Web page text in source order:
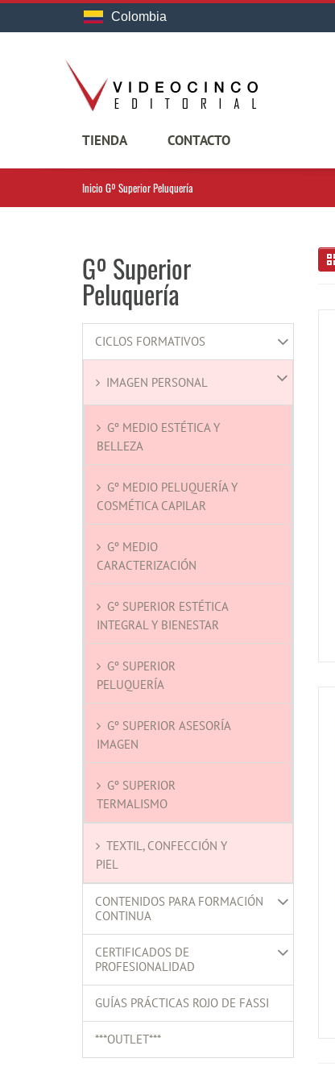
Colombia
TIENDA CONTACTO
Inicio Gº Superior Peluquería
Gº Superior
Peluquería
CICLOS FORMATIVOS
IMAGEN PERSONAL
Gº MEDIO ESTÉTICA Y
BELLEZA
Gº MEDIO PELUQUERÍA Y
COSMÉTICA CAPILAR
Gº MEDIO
CARACTERIZACIÓN
Gº SUPERIOR ESTÉTICA
INTEGRAL Y BIENESTAR
Gº SUPERIOR
PELUQUERÍA
Gº SUPERIOR ASESORÍA
IMAGEN
Gº SUPERIOR
TERMALISMO
TEXTIL, CONFECCIÓN Y
PIEL
CONTENIDOS PARA FORMACIÓN
CONTINUA
CERTIFICADOS DE
PROFESIONALIDAD
GUÍAS PRÁCTICAS ROJO DE FASSI
***OUTLET***